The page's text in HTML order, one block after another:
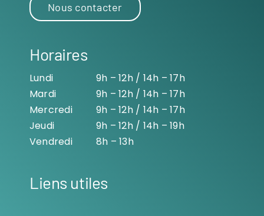
Nous contacter
Horaires
Lundi
9h – 12h / 14h – 17h
Mardi
9h – 12h / 14h – 17h
Mercredi
9h – 12h / 14h – 17h
Jeudi
9h – 12h / 14h – 19h
Vendredi
8h – 13h
Liens utiles